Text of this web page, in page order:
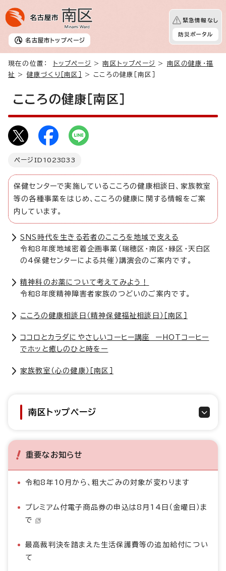
名古屋市 トップページ
緊急情報なし
防災ポータル
現在の位置： トップページ >南区トップページ > 南区の健康・福
祉
> 健康づくり［南区］ > こころの健康［南区］
こころの健康［南区］
ページID 1023833
保健センターで実施しているこころの健康相談日、家族教室
等の各種事業をはじめ、こころの健康に関する情報をご案
内しています。
SNS時代を生きる若者のこころを地域で支える
令和8年度地域密着企画事業（瑞穂区・南区・緑区・天白区
の4保健センターによる共催）講演会のご案内です。
精神科のお薬について考えてみよう！
令和8年度精神障害者家族のつどいのご案内です。
こころの健康相談日（精神保健福祉相談日）［南区］
ココロとカラダにやさしいコーヒー講座 ーHOTコーヒー
でホッと癒しのひと時をー
家族教室（心の健康）［南区］
南区トップページ
重要なお知らせ
令和8年10月から、粗大ごみの対象が変わります
プレミアム付電子商品券の申込は8月14日（金曜日）ま
で
最高裁判決を踏まえた生活保護費等の追加給付につい
て